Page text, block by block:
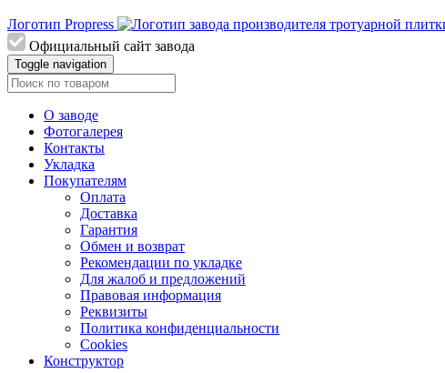
Логотип Propress
Официальный сайт завода
Toggle navigation
О заводе
Фотогалерея
Контакты
Укладка
Покупателям
Оплата
Доставка
Гарантия
Обмен и возврат
Рекомендации по укладке
Для жалоб и предложений
Правовая информация
Реквизиты
Политика конфиденциальности
Cookies
Конструктор